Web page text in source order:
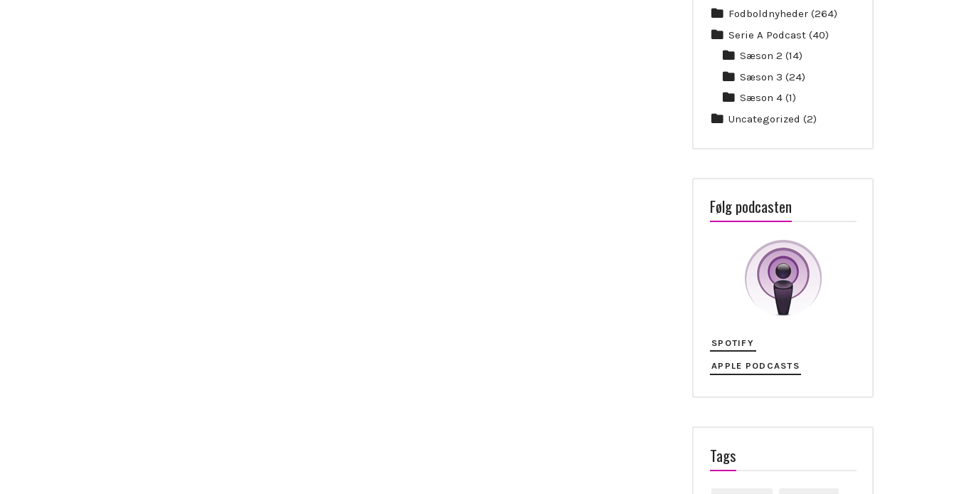
Fodboldnyheder(264)
Serie A Podcast(40)
Sæson 2 (14)
Sæson 3 (24)
Sæson 4 (1)
Uncategorized (2)
Følg podcasten
SPOTIFY
APPLE PODCASTS
Tags